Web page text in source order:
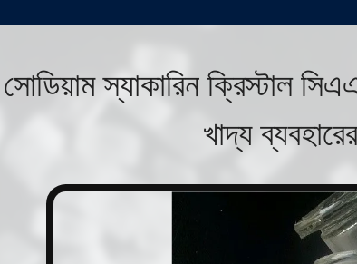
সোডিয়াম স্যাকারিন ক্রিস্টাল
খাদ্য